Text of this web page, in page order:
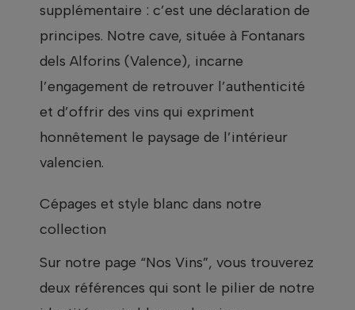
supplémentaire : c’est une déclaration de
principes. Notre cave, située à Fontanars
dels Alforins (Valence), incarne
l’engagement de retrouver l’authenticité
et d’offrir des vins qui expriment
honnêtement le paysage de l’intérieur
valencien.
Cépages et style blanc dans notre
collection
Sur notre page “Nos Vins”, vous trouverez
deux références qui sont le pilier de notre